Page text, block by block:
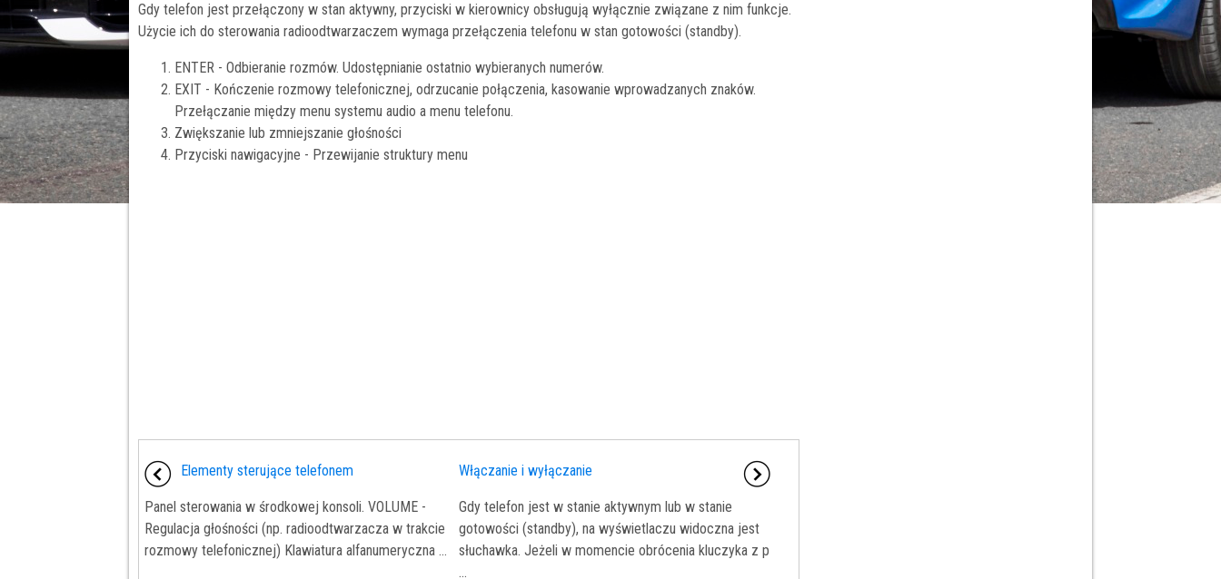
Gdy telefon jest przełączony w stan aktywny, przyciski w kierownicy obsługują wyłącznie związane z nim funkcje.
Użycie ich do sterowania radioodtwarzaczem wymaga przełączenia telefonu w stan gotowości (standby).
ENTER - Odbieranie rozmów. Udostępnianie ostatnio wybieranych numerów.
EXIT - Kończenie rozmowy telefonicznej, odrzucanie połączenia, kasowanie wprowadzanych znaków.
Przełączanie między menu systemu audio a menu telefonu.
Zwiększanie lub zmniejszanie głośności
Przyciski nawigacyjne - Przewijanie struktury menu
Elementy sterujące telefonem
Panel sterowania w środkowej konsoli. VOLUME -
Regulacja głośności (np. radioodtwarzacza w trakcie
rozmowy telefonicznej) Klawiatura alfanumeryczna ...
Włączanie i wyłączanie
Gdy telefon jest w stanie aktywnym lub w stanie
gotowości (standby), na wyświetlaczu widoczna jest
słuchawka. Jeżeli w momencie obrócenia kluczyka z p
...